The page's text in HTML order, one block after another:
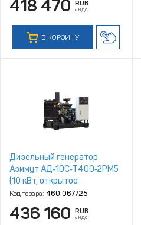
418 470 RUB
с НДС
В КОРЗИНУ
Дизельный генератор
Азимут АД‑10С‑Т400‑2РM5
(10 кВт, открытое
исполнение, двигатель
Код товара: 460.067725
436 160 RUB
с НДС